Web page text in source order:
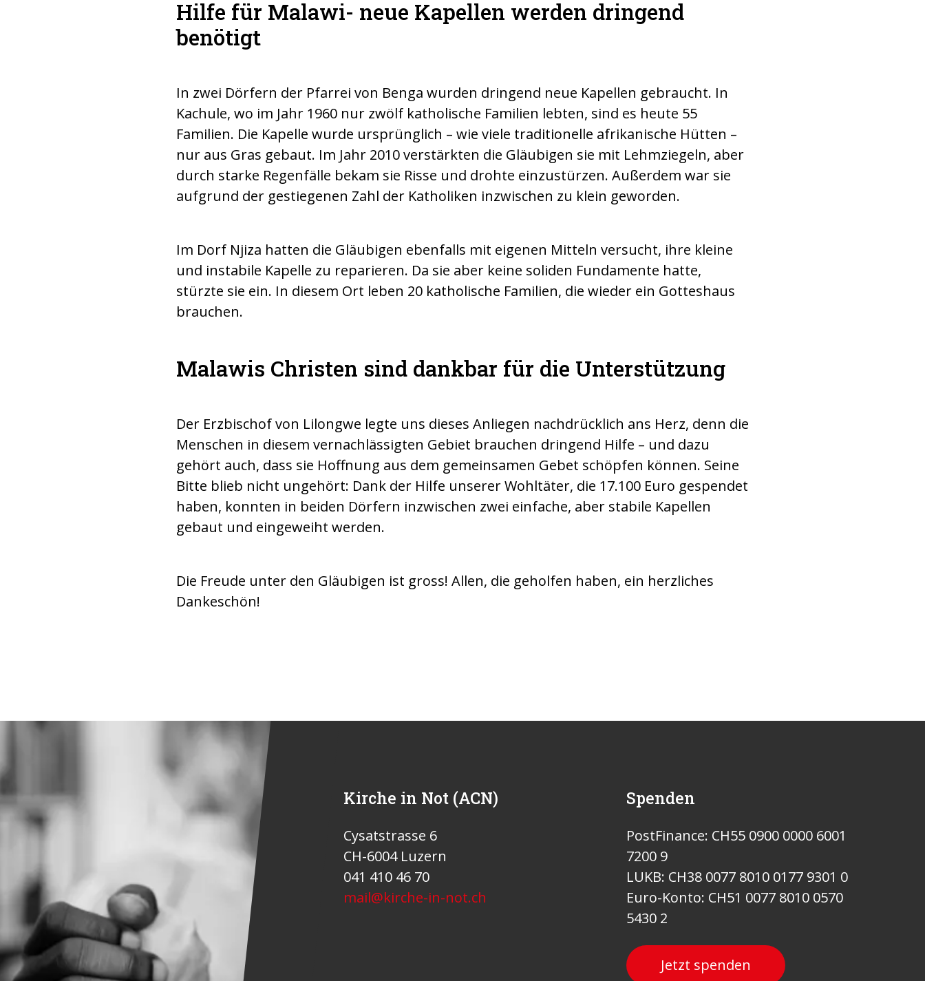
Hilfe für Malawi- neue Kapellen werden dringend
benötigt
In zwei Dörfern der Pfarrei von Benga wurden dringend neue Kapellen gebraucht. In
Kachule, wo im Jahr 1960 nur zwölf katholische Familien lebten, sind es heute 55
Familien. Die Kapelle wurde ursprünglich – wie viele traditionelle afrikanische Hütten –
nur aus Gras gebaut. Im Jahr 2010 verstärkten die Gläubigen sie mit Lehmziegeln, aber
durch starke Regenfälle bekam sie Risse und drohte einzustürzen. Außerdem war sie
aufgrund der gestiegenen Zahl der Katholiken inzwischen zu klein geworden.
Im Dorf Njiza hatten die Gläubigen ebenfalls mit eigenen Mitteln versucht, ihre kleine
und instabile Kapelle zu reparieren. Da sie aber keine soliden Fundamente hatte,
stürzte sie ein. In diesem Ort leben 20 katholische Familien, die wieder ein Gotteshaus
brauchen.
Malawis Christen sind dankbar für die Unterstützung
Der Erzbischof von Lilongwe legte uns dieses Anliegen nachdrücklich ans Herz, denn die
Menschen in diesem vernachlässigten Gebiet brauchen dringend Hilfe – und dazu
gehört auch, dass sie Hoffnung aus dem gemeinsamen Gebet schöpfen können. Seine
Bitte blieb nicht ungehört: Dank der Hilfe unserer Wohltäter, die 17.100 Euro gespendet
haben, konnten in beiden Dörfern inzwischen zwei einfache, aber stabile Kapellen
gebaut und eingeweiht werden.
Die Freude unter den Gläubigen ist gross! Allen, die geholfen haben, ein herzliches
Dankeschön!
Kirche in Not (ACN)
Cysatstrasse 6
CH-6004 Luzern
041 410 46 70
mail@kirche-in-not.ch
Spenden
PostFinance: CH55 0900 0000 6001
7200 9
LUKB: CH38 0077 8010 0177 9301 0
Euro-Konto: CH51 0077 8010 0570
5430 2
Jetzt spenden